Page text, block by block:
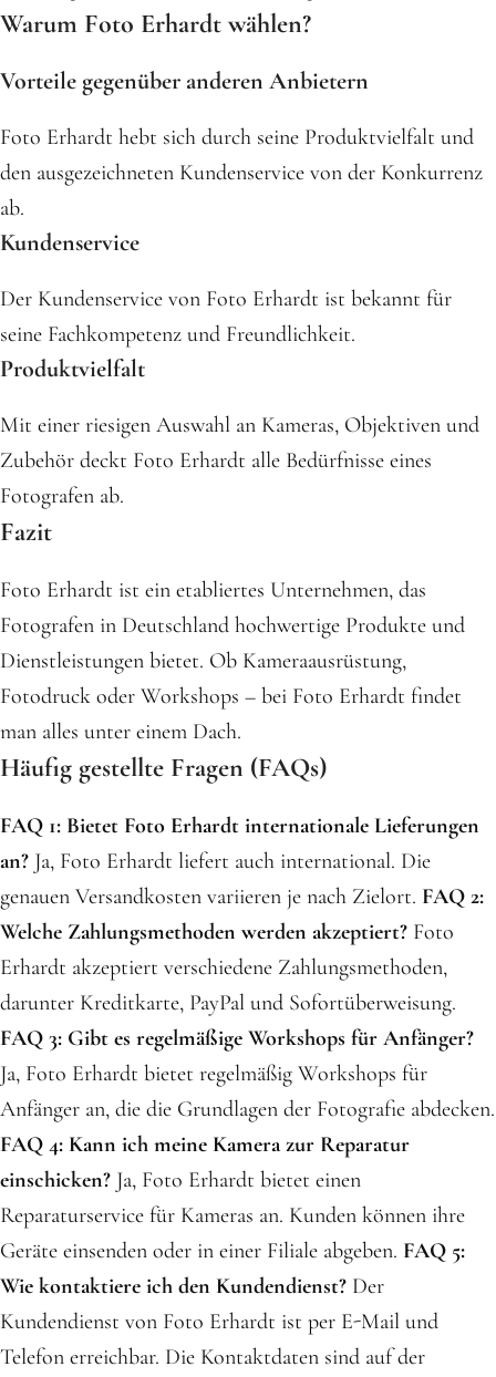
Warum Foto Erhardt wählen?
Vorteile gegenüber anderen Anbietern
Foto Erhardt hebt sich durch seine Produktvielfalt und
den ausgezeichneten Kundenservice von der Konkurrenz
ab.
Kundenservice
Der Kundenservice von Foto Erhardt ist bekannt für
seine Fachkompetenz und Freundlichkeit.
Produktvielfalt
Mit einer riesigen Auswahl an Kameras, Objektiven und
Zubehör deckt Foto Erhardt alle Bedürfnisse eines
Fotografen ab.
Fazit
Foto Erhardt ist ein etabliertes Unternehmen, das
Fotografen in Deutschland hochwertige Produkte und
Dienstleistungen bietet. Ob Kameraausrüstung,
Fotodruck oder Workshops – bei Foto Erhardt findet
man alles unter einem Dach.
Häufig gestellte Fragen (FAQs)
FAQ 1: Bietet Foto Erhardt internationale Lieferungen
an? Ja, Foto Erhardt liefert auch international. Die
genauen Versandkosten variieren je nach Zielort. FAQ 2:
Welche Zahlungsmethoden werden akzeptiert? Foto
Erhardt akzeptiert verschiedene Zahlungsmethoden,
darunter Kreditkarte, PayPal und Sofortüberweisung.
FAQ 3: Gibt es regelmäßige Workshops für Anfänger?
Ja, Foto Erhardt bietet regelmäßig Workshops für
Anfänger an, die die Grundlagen der Fotografie abdecken.
FAQ 4: Kann ich meine Kamera zur Reparatur
einschicken? Ja, Foto Erhardt bietet einen
Reparaturservice für Kameras an. Kunden können ihre
Geräte einsenden oder in einer Filiale abgeben. FAQ 5:
Wie kontaktiere ich den Kundendienst? Der
Kundendienst von Foto Erhardt ist per E-Mail und
Telefon erreichbar. Die Kontaktdaten sind auf der